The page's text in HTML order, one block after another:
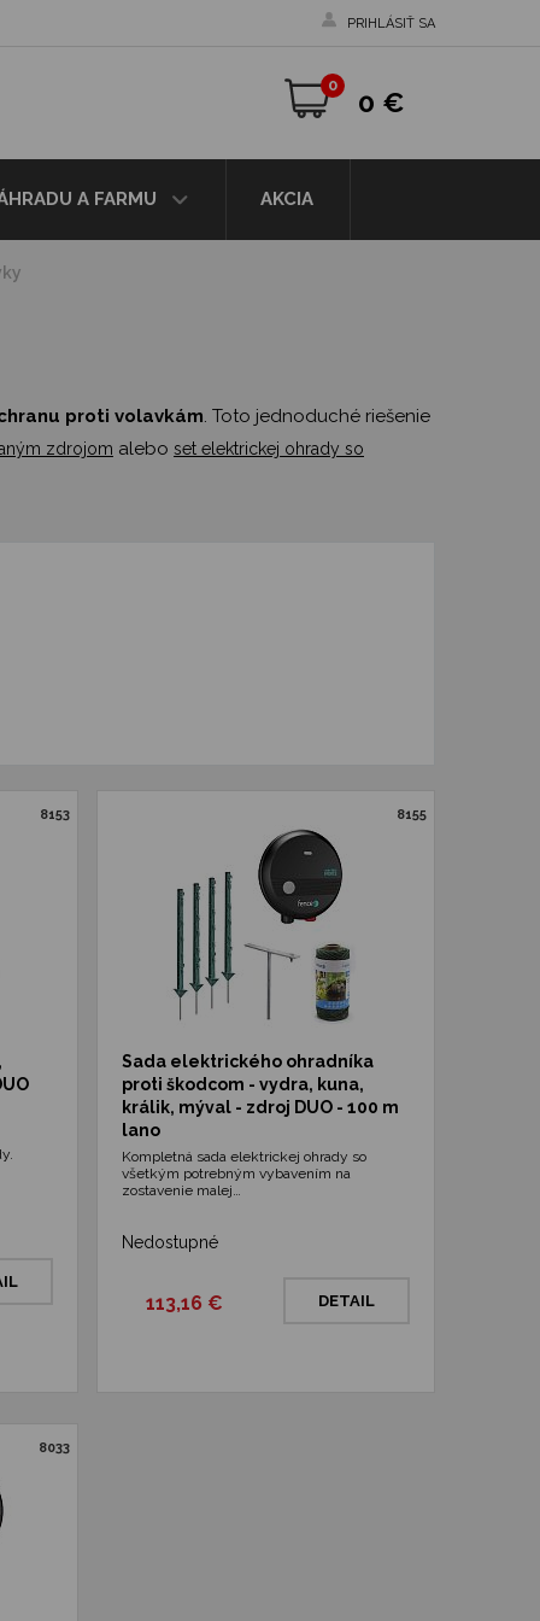
PRIHLÁSIŤ SA
0 €
0
A FARMU AKCIA
proti volavkám. Toto jednoduché riešenie
zdrojom alebo set elektrickej ohrady so
8153 8155
Sada elektrického ohradníka
proti škodcom - vydra, kuna,
králik, mýval - zdroj DUO - 100 m
lano
Kompletná sada elektrickej ohrady so
všetkým potrebným vybavením na
zostavenie malej…
Nedostupné
113,16 € DETAIL
8033